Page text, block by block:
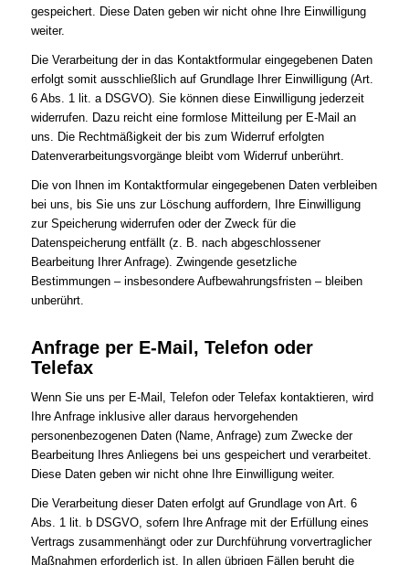
gespeichert. Diese Daten geben wir nicht ohne Ihre Einwilligung
weiter.
Die Verarbeitung der in das Kontaktformular eingegebenen Daten
erfolgt somit ausschließlich auf Grundlage Ihrer Einwilligung (Art.
6 Abs. 1 lit. a DSGVO). Sie können diese Einwilligung jederzeit
widerrufen. Dazu reicht eine formlose Mitteilung per E-Mail an
uns. Die Rechtmäßigkeit der bis zum Widerruf erfolgten
Datenverarbeitungsvorgänge bleibt vom Widerruf unberührt.
Die von Ihnen im Kontaktformular eingegebenen Daten verbleiben
bei uns, bis Sie uns zur Löschung auffordern, Ihre Einwilligung
zur Speicherung widerrufen oder der Zweck für die
Datenspeicherung entfällt (z. B. nach abgeschlossener
Bearbeitung Ihrer Anfrage). Zwingende gesetzliche
Bestimmungen – insbesondere Aufbewahrungsfristen – bleiben
unberührt.
Anfrage per E-Mail, Telefon oder
Telefax
Wenn Sie uns per E-Mail, Telefon oder Telefax kontaktieren, wird
Ihre Anfrage inklusive aller daraus hervorgehenden
personenbezogenen Daten (Name, Anfrage) zum Zwecke der
Bearbeitung Ihres Anliegens bei uns gespeichert und verarbeitet.
Diese Daten geben wir nicht ohne Ihre Einwilligung weiter.
Die Verarbeitung dieser Daten erfolgt auf Grundlage von Art. 6
Abs. 1 lit. b DSGVO, sofern Ihre Anfrage mit der Erfüllung eines
Vertrags zusammenhängt oder zur Durchführung vorvertraglicher
Maßnahmen erforderlich ist. In allen übrigen Fällen beruht die